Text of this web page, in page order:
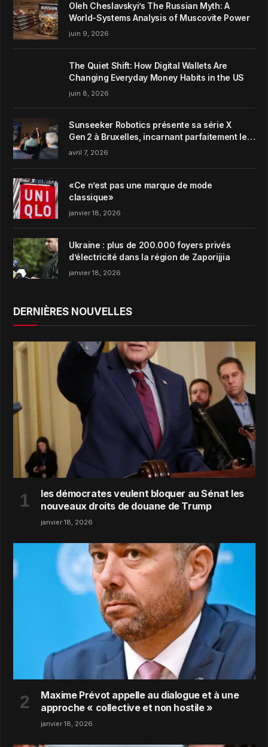
Oleh Cheslavskyi’s The Russian Myth: A
World-Systems Analysis of Muscovite Power
juin 9, 2026
The Quiet Shift: How Digital Wallets Are
Changing Everyday Money Habits in the US
juin 8, 2026
Sunseeker Robotics présente sa série X
Gen 2 à Bruxelles, incarnant parfaitement le
concept de Garden Harmony de la marque
avril 7, 2026
«Ce n’est pas une marque de mode
classique»
janvier 18, 2026
Ukraine : plus de 200.000 foyers privés
d’électricité dans la région de Zaporijjia
janvier 18, 2026
DERNIÈRES NOUVELLES
les démocrates veulent bloquer au Sénat les
nouveaux droits de douane de Trump
janvier 18, 2026
Maxime Prévot appelle au dialogue et à une
approche « collective et non hostile »
janvier 18, 2026